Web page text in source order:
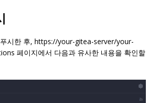
시한 후, https://your-gitea-server/your-
페이지에서 다음과 유사한 내용을 확인할